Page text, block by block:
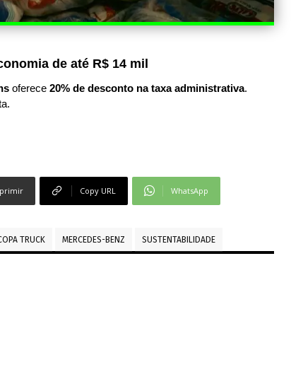
de até R$ 14 mil
oferece 20% de desconto na taxa administrativa.
Copy URL WhatsApp
TRUCK MERCEDES-BENZ SUSTENTABILIDADE